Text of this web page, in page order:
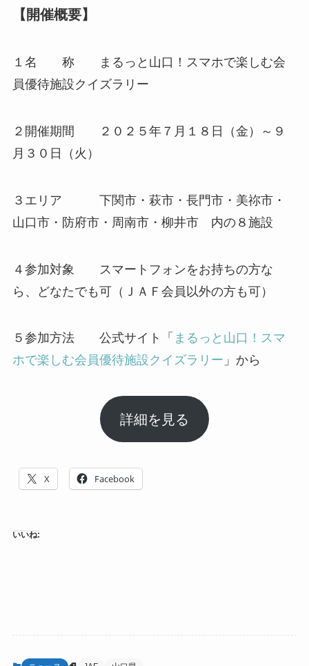
【開催概要】
１名 称 まるっと山口！スマホで楽しむ会
員優待施設クイズラリー
２開催期間 ２０２５年７月１８日（金）～９
月３０日（火）
３エリア 下関市・萩市・長門市・美祢市・
山口市・防府市・周南市・柳井市 内の８施設
４参加対象 スマートフォンをお持ちの方な
ら、どなたでも可（ＪＡＦ会員以外の方も可）
５参加方法 公式サイト「 まるっと山口！スマ
ホで楽しむ会員優待施設クイズラリー 」から
詳細を見る
X Facebook
いいね: